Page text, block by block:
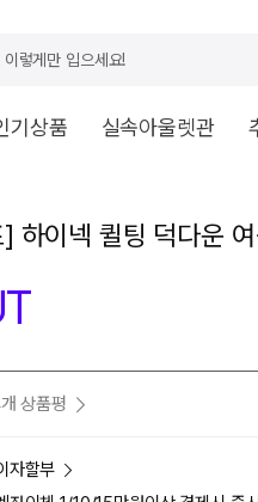
렇게만 입으세요!
기상품 실속아울렛관
하이넥 퀼팅 덕다운
상품평
자할부